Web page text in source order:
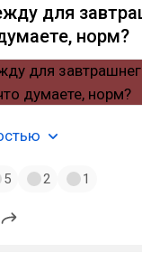
для
норм?
5 2 1